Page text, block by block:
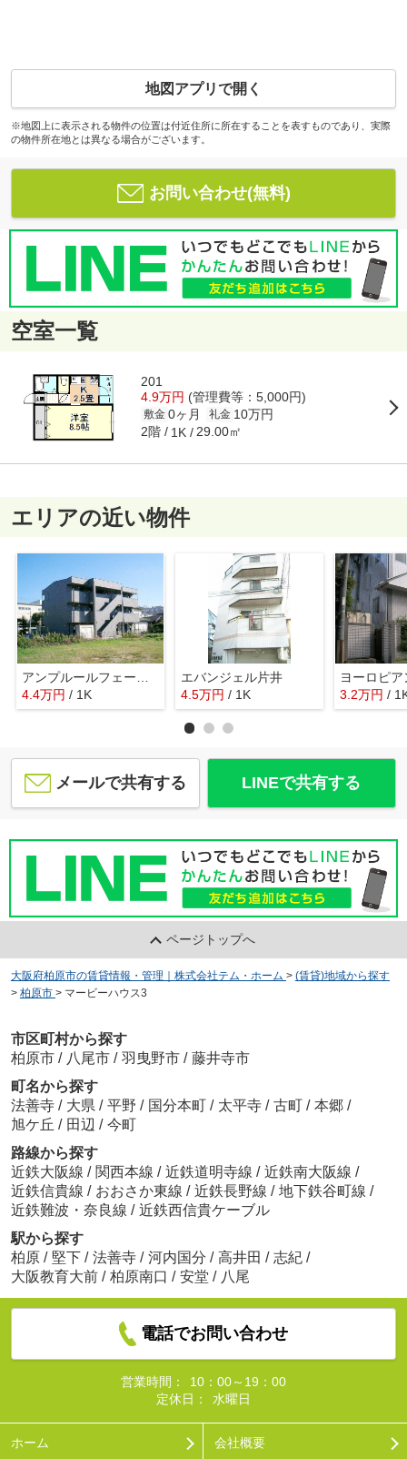
地図アプリで開く
※地図上に表示される物件の位置は付近住所に所在することを表すものであり、実際
の物件所在地とは異なる場合がございます。
お問い合わせ(無料)
空室一覧
201
4.9万円 (管理費等：5,000円)
敷金 0ヶ月 礼金 10万円
2階 1K 29.00㎡
エリアの近い物件
4.4万円 / 1K
エバンジェル片井
4.5万円 / 1K
ヨーロピ
3.2万円 /
メールで共有する LINEで共有する
ページトップへ
大阪府柏原市の賃貸情報・管理｜株式会社テム・ホーム > (賃貸)地域から探す
> 柏原市 > マービーハウス3
市区町村から探す
柏原市 / 八尾市 / 羽曳野市 / 藤井寺市
町名から探す
法善寺 / 大県 / 平野 / 国分本町 / 太平寺 / 古町 / 本郷 /
旭ケ丘 / 田辺 / 今町
路線から探す
近鉄大阪線 / 関西本線 / 近鉄道明寺線 / 近鉄南大阪線 /
近鉄信貴線 / おおさか東線 / 近鉄長野線 / 地下鉄谷町線 /
近鉄難波・奈良線 / 近鉄西信貴ケーブル
駅から探す
柏原 / 堅下 / 法善寺 / 河内国分 / 高井田 / 志紀 /
大阪教育大前 / 柏原南口 / 安堂 / 八尾
電話でお問い合わせ
営業時間：
10：00～19：00
定休日：
水曜日
ホーム 会社概要